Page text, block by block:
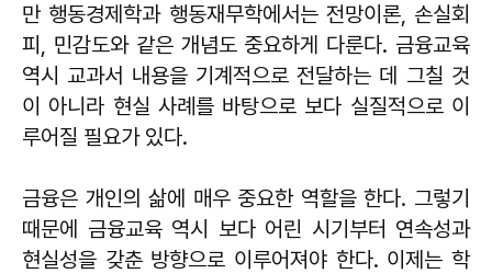
만 행동경제학과 행동재무학에서는 전망이론, 손실회
피, 민감도와 같은 개념도 중요하게 다룬다. 금융교육
역시 교과서 내용을 기계적으로 전달하는 데 그칠 것
이 아니라 현실 사례를 바탕으로 보다 실질적으로 이
루어질 필요가 있다.
금융은 개인의 삶에 매우 중요한 역할을 한다. 그렇기
때문에 금융교육 역시 보다 어린 시기부터 연속성과
현실성을 갖춘 방향으로 이루어져야 한다. 이제는 학